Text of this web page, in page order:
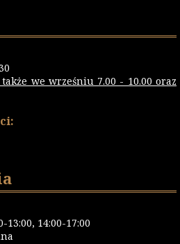
we wrześniu 7.00 - 10.00 oraz
14:00-17:00